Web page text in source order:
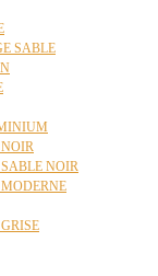
SABLE
NOIR